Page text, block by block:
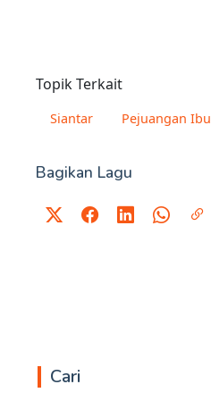
Topik Terkait
Siantar Pejuangan Ibu
Bagikan Lagu
Cari